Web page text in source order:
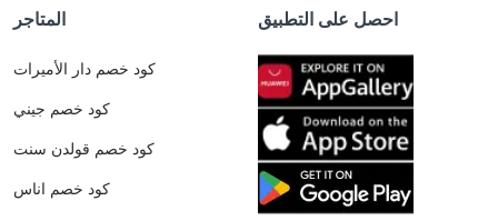
المتاجر
كود خصم دار الأميرات
كود خصم جيني
كود خصم قولدن سنت
كود خصم اناس
احصل على التطبيق